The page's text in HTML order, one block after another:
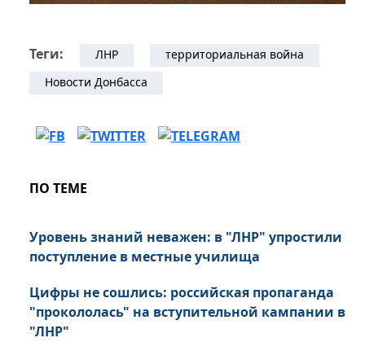
Теги: ЛНР
территориальная война
Новости Донбасса
ПО ТЕМЕ
Уровень знаний неважен: в "ЛНР" упростили
поступление в местные училища
Цифры не сошлись: российская пропаганда
"прокололась" на вступительной кампании в
"ЛНР"